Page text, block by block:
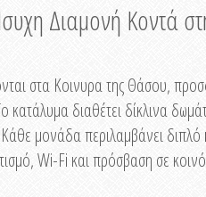
Διαμονή Κοντά
στα Κοινυρα της Θάσου,
κατάλυμα διαθέτει δίκλινα
μονάδα περιλαμβάνει διπλό
Wi-Fi και πρόσβαση σε